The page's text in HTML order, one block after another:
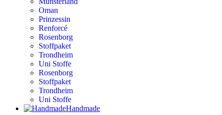
Oman
Prinzessin
Renforcé
Rosenborg
Stoffpaket
Trondheim
Uni Stoffe
Rosenborg
Stoffpaket
Trondheim
Uni Stoffe
Handmade